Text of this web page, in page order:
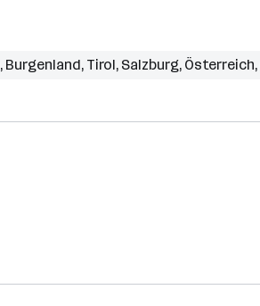
, Burgenland, Tirol, Salzburg, Österreich,